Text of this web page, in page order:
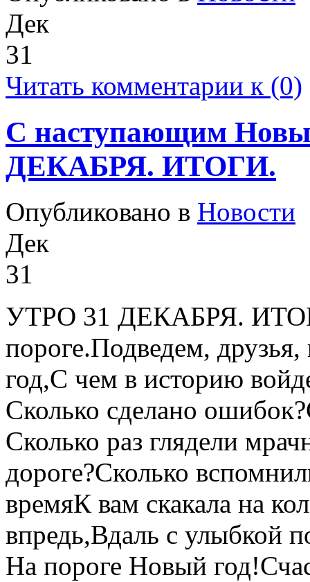
Дек
31
Читать комментарии к (0)
С наступающим
ДЕКАБРЯ. ИТОГИ.
Опубликовано в Новости
Дек
31
УТРО 31 ДЕКАБРЯ.
пороге.Подведем,
год,С чем в историю
Сколько сделано
Сколько раз глядели
дороге?Сколько
времяК вам скакала на
впредь,Вдаль с улыбкой
На пороге Новый